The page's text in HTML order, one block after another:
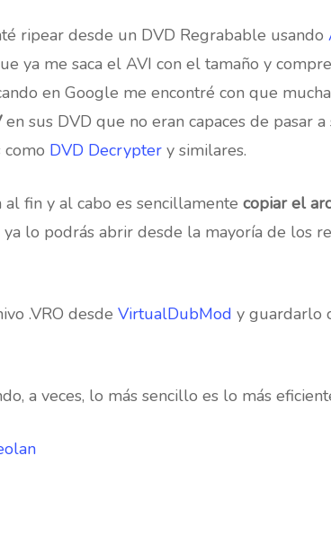
ripear desde un DVD Regrabable usando
ya me saca el AVI con el tamaño y
en Google me encontré con que
en sus DVD que no eran capaces de pasar
como DVD Decrypter y similares.
fin y al cabo es sencillamente copiar el
ya lo podrás abrir desde la mayoría de los
.VRO desde VirtualDubMod y guardarlo
a veces, lo más sencillo es lo más